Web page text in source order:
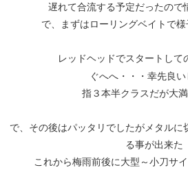
遅れて合流する予定だったので
で、まずはローリングベイトで様
レッドヘッドでスタートして
ぐへへ・・・幸先良い
指３本半クラスだが大
で、その後はパッタリでしたがメタルに
る事が出来た
これから梅雨前後に大型～小刀サ